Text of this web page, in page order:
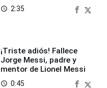
access_time 2:35
¡Triste adiós! Fallece
Jorge Messi, padre y
mentor de Lionel Messi
access_time 0:45